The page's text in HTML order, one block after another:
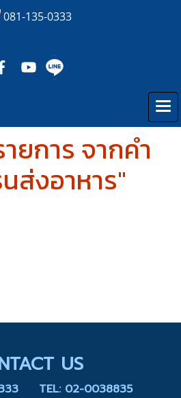
081-135-0333
ยการ จากคำ
ส่งอาหาร"
US
TEL: 02-0038835